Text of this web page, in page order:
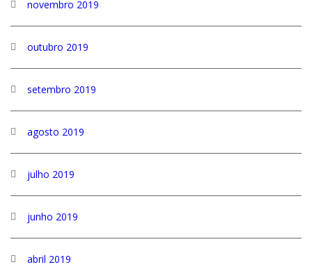
novembro 2019
outubro 2019
setembro 2019
agosto 2019
julho 2019
junho 2019
abril 2019